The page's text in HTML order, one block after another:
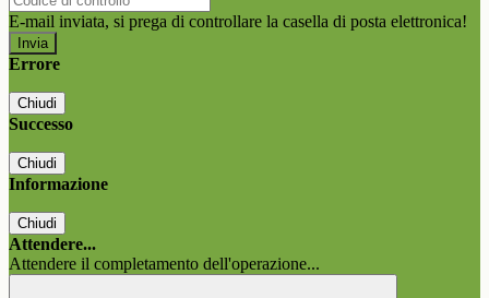
E-mail inviata, si prega di controllare la casella di posta elettronica!
Errore
Chiudi
Successo
Chiudi
Informazione
Chiudi
Attendere...
Attendere il completamento dell'operazione...